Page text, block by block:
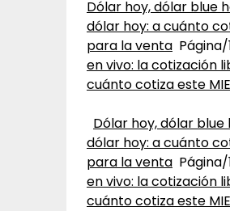
Dólar hoy, dólar blue
dólar hoy: a cuánto
para la venta Página/
en vivo: la cotización
cuánto cotiza este
Dólar hoy, dólar blue
dólar hoy: a cuánto
para la venta Página/
en vivo: la cotización
cuánto cotiza este